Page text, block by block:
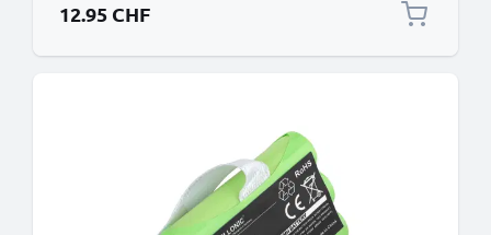
12.95 CHF